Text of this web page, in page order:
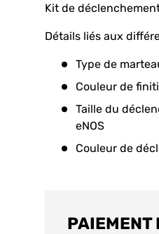
Kit de
Détails liés aux
Type de
Couleur de
Taille du
eNOS
Couleur de
PAIEMENT